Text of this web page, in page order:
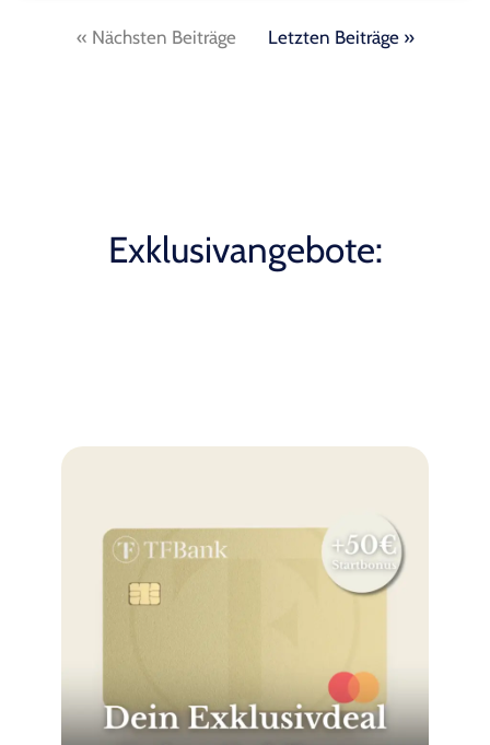
« Nächsten Beiträge Letzten Beiträge »
Exklusivangebote: